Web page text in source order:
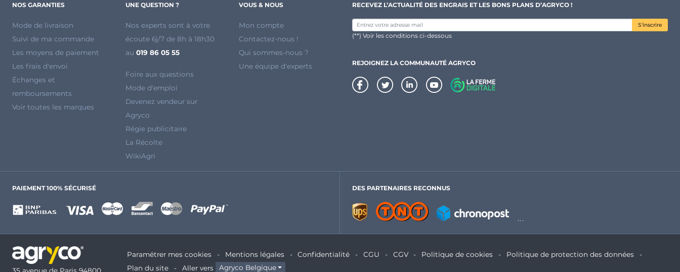
NOS GARANTIES
Mode de livraison
Suivi de ma commande
Les moyens de paiement
Les frais d'envoi
Échanges et
remboursements
Voir toutes les marques
UNE QUESTION ?
Nos experts sont à votre
écoute 6j/7 de 8h à 18h30
au 019 86 05 55
Foire aux questions
Mode d'emploi
Devenez vendeur sur
Agryco
Régie publicitaire
La Récolte
WikiAgri
VOUS & NOUS
Mon compte
Contactez-nous !
Qui sommes-nous ?
Une équipe d'experts
RECEVEZ L’ACTUALITÉ DES ENGRAIS ET LES BONS PLANS D’AGRYCO !
S'inscrire
(**) Voir les conditions ci-dessous
REJOIGNEZ LA COMMUNAUTÉ AGRYCO
PAIEMENT 100% SÉCURISÉ DES PARTENAIRES RECONNUS
35 avenue de Paris 94800
Paramétrer mes cookies Mentions légales Confidentialité CGU CGV Politique de cookies
Politique de protection des données
Plan du site
Aller vers Agryco Belgique